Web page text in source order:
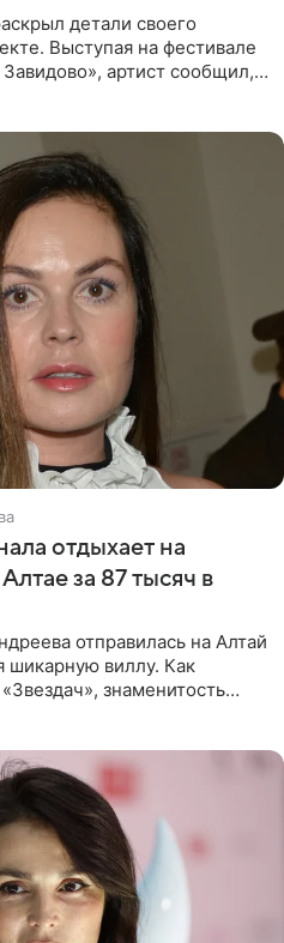
детали своего
Выступая на фестивале
артист сообщил,
отдыхает на
за 87 тысяч в
отправилась на Алтай
шикарную виллу. Как
знаменитость